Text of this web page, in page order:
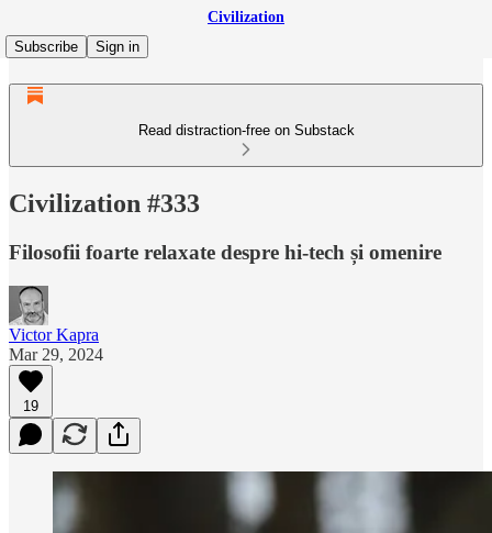
Civilization
Subscribe
Sign in
Read distraction-free on Substack
Civilization #333
Filosofii foarte relaxate despre hi-tech și omenire
Victor Kapra
Mar 29, 2024
19